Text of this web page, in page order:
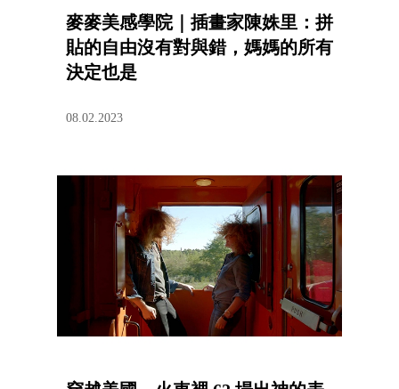
麥麥美感學院｜插畫家陳姝里：拼
貼的自由沒有對與錯，媽媽的所有
決定也是
08.02.2023